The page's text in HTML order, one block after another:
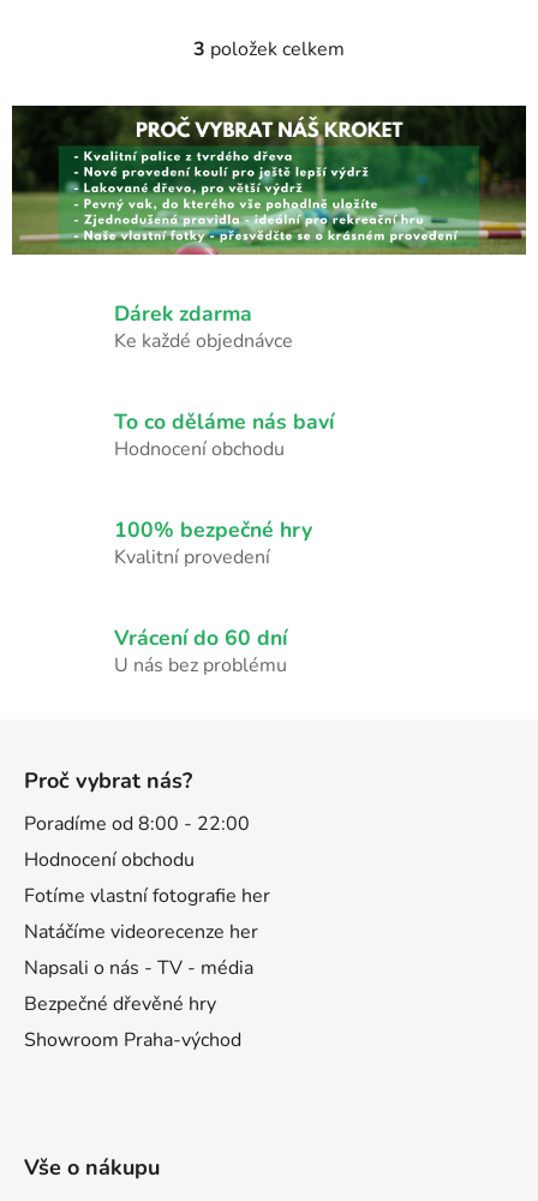
O
l
á
d
a
c
í
k
v
ý
p
u
3 položek celkem
Dárek zdarma
Ke každé objednávce
To co děláme nás baví
Hodnocení obchodu
100% bezpečné hry
Kvalitní provedení
Vrácení do 60 dní
U nás bez problému
Proč vybrat nás?
Poradíme od 8:00 - 22:00
Hodnocení obchodu
Fotíme vlastní fotografie her
Natáčíme videorecenze her
Napsali o nás - TV - média
Bezpečné dřevěné hry
Showroom Praha-východ
Vše o nákupu